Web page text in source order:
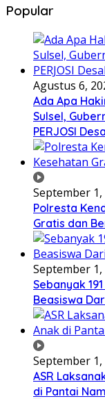
Popular
Agustus 6,
Ada Apa
Sulsel,
PERJOSI
September 1,
Polresta
Gratis dan
September 1,
Sebanyak
Beasiswa
September 1,
ASR
di Pantai